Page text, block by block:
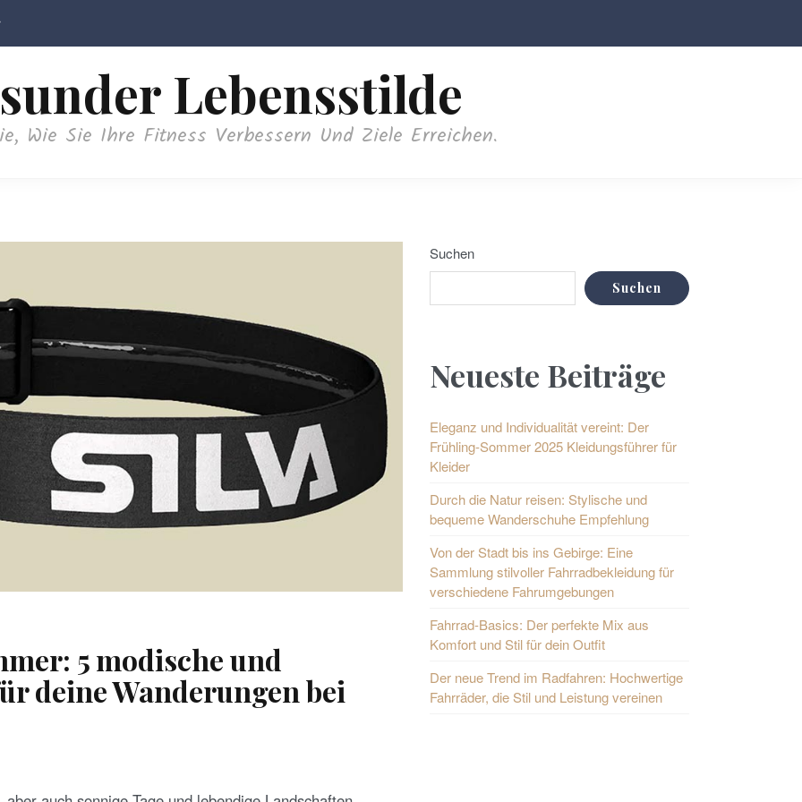
Lebensstilde
Wie Sie Ihre Fitness Verbessern Und Ziele Erreichen.
5 modische und
deine Wanderungen bei
Suchen
Suchen
Neueste Beiträge
Eleganz und Individualität vereint: Der
Frühling-Sommer 2025 Kleidungsführer für
Kleider
Durch die Natur reisen: Stylische und
bequeme Wanderschuhe Empfehlung
Von der Stadt bis ins Gebirge: Eine
Sammlung stilvoller Fahrradbekleidung für
verschiedene Fahrumgebungen
Fahrrad-Basics: Der perfekte Mix aus
Komfort und Stil für dein Outfit
Der neue Trend im Radfahren: Hochwertige
Fahrräder, die Stil und Leistung vereinen